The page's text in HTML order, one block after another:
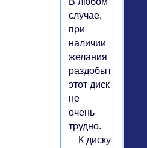
случае,
при
наличии
желания
раздобыть
этот диск
не
очень
трудно.
К диску